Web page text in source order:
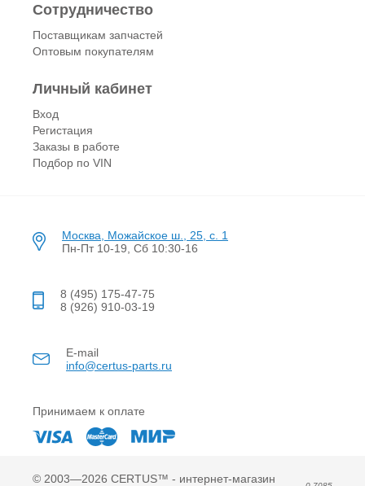
Сотрудничество
Поставщикам запчастей
Оптовым покупателям
Личный кабинет
Вход
Регистация
Заказы в работе
Подбор по VIN
Москва, Можайское ш., 25, с. 1
Пн-Пт 10-19, Сб 10:30-16
8 (495) 175-47-75
8 (926) 910-03-19
E-mail
info@certus-parts.ru
Принимаем к оплате
© 2003—2026 CERTUS™ - интернет-магазин